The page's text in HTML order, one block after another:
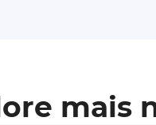
mais